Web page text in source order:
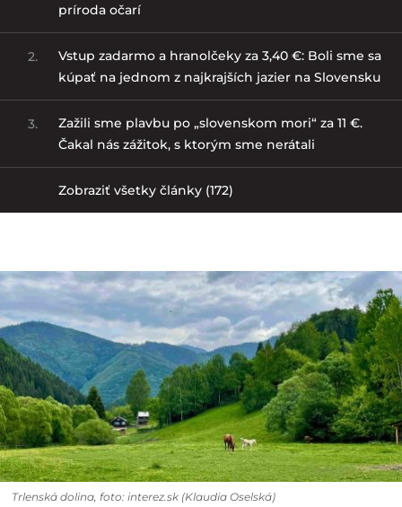
príroda očarí
2.
Vstup zadarmo a hranolčeky za 3,40 €: Boli sme sa
kúpať na jednom z najkrajších jazier na Slovensku
3.
Zažili sme plavbu po „slovenskom mori“ za 11 €.
Čakal nás zážitok, s ktorým sme nerátali
Zobraziť všetky články (172)
Trlenská dolina, foto: interez.sk (Klaudia Oselská)